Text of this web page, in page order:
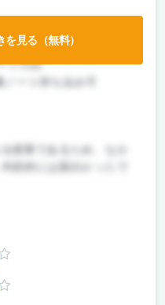
トのみ
トのみ
ノート持ち込み可
授業であるため、なか
を見る（無料）